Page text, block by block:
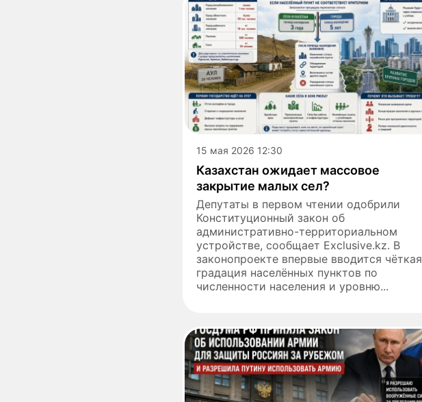
15 мая 2026 12:30
Казахстан ожидает массовое
закрытие малых сел?
Депутаты в первом чтении одобрили
Конституционный закон об
административно-территориальном
устройстве, сообщает Exclusive.kz. В
законопроекте впервые вводится чёткая
градация населённых пунктов по
численности населения и уровню...